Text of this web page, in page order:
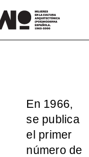
al
En 1966,
se publica
el primer
número de